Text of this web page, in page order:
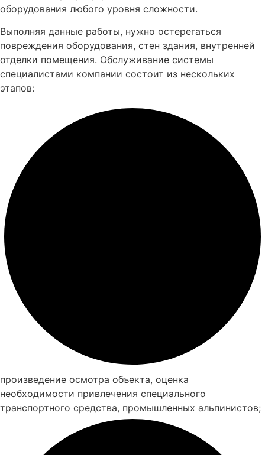
оборудования любого уровня сложности.
Выполняя данные работы, нужно остерегаться
повреждения оборудования, стен здания, внутренней
отделки помещения. Обслуживание системы
специалистами компании состоит из нескольких
этапов:
произведение осмотра объекта, оценка
необходимости привлечения специального
транспортного средства, промышленных альпинистов;